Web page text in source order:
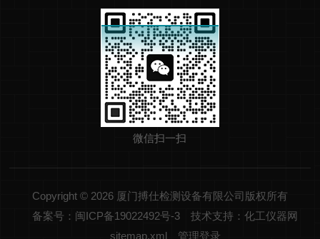
微信扫一扫
Copyright © 2026 厦门搏仕检测设备有限公司版权所有
备案号：闽ICP备19022492号-3
技术支持：化工仪器网
sitemap.xml
管理登录